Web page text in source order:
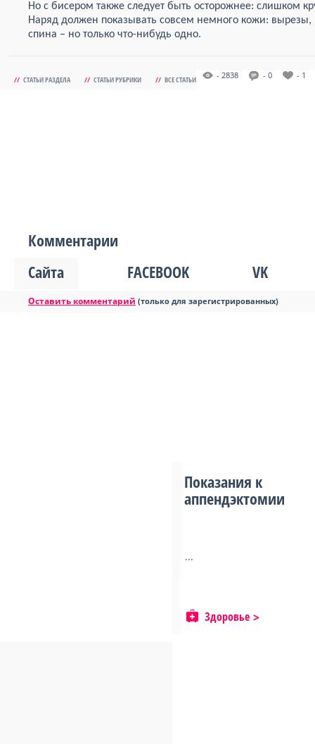
Но с бисером также следует быть осторожнее: слишком
Наряд должен показывать совсем немного кожи:
спина – но только что-нибудь одно.
// СТАТЬИ РАЗДЕЛА // СТАТЬИ РУБРИКИ // ВСЕ СТАТЬИ - 2838 - 0 - 1
Комментарии
Сайта
FACEBOOK VK
Оставить комментарий (только для зарегистрированных)
Показания к
аппендэктомии
...
Здоровье